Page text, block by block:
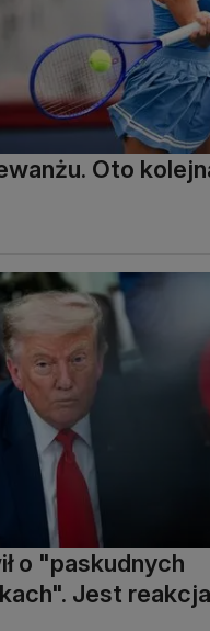
Oto
o "paskudnych
Jest